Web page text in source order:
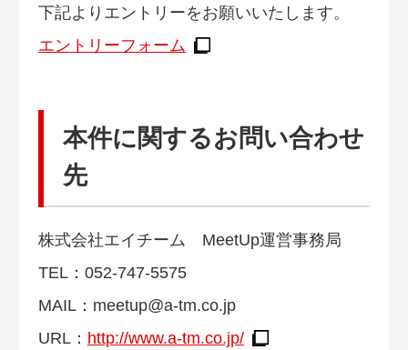
下記よりエントリーをお願いいたします。
エントリーフォーム
本件に関するお問い合わせ
先
株式会社エイチーム MeetUp運営事務局
TEL：052-747-5575
MAIL： meetup@a-tm.co.jp
URL： http://www.a-tm.co.jp/